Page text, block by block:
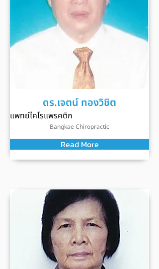
ดร.เจตน์ ทองวิชิต
แพทย์ไคโรแพรคติก
Bangkae Chiropractic
Read More